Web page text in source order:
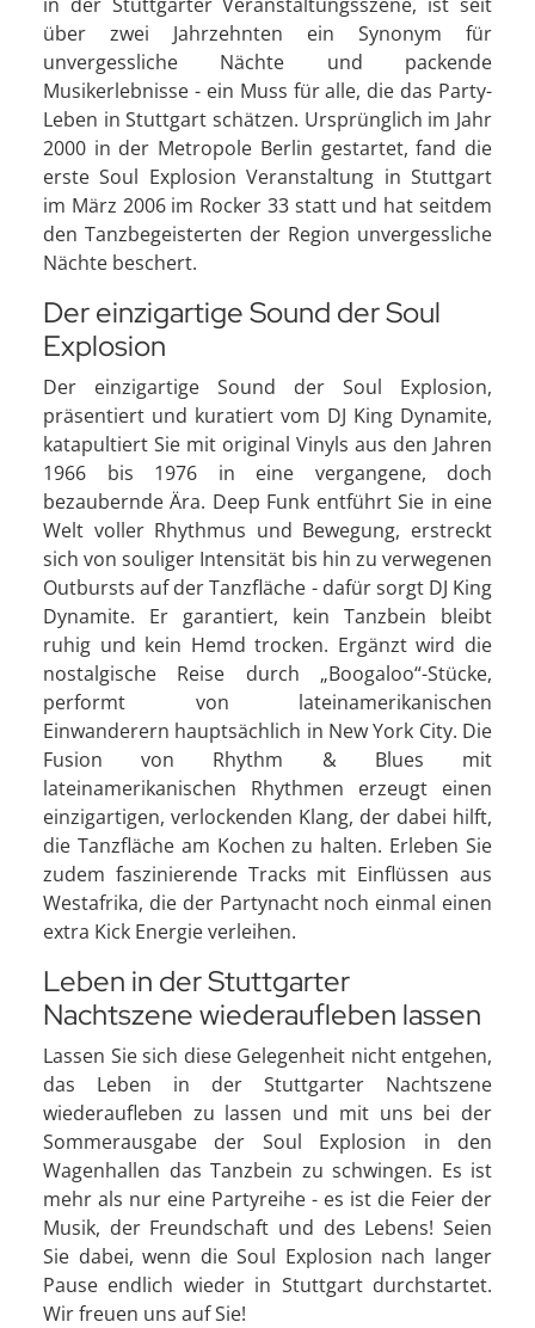
über zwei Jahrzehnten ein Synonym für
unvergessliche Nächte und packende
Musikerlebnisse - ein Muss für alle, die das Party-
Leben in Stuttgart schätzen. Ursprünglich im Jahr
2000 in der Metropole Berlin gestartet, fand die
erste Soul Explosion Veranstaltung in Stuttgart
im März 2006 im Rocker 33 statt und hat seitdem
den Tanzbegeisterten der Region unvergessliche
Nächte beschert.
Der einzigartige Sound der Soul
Explosion
Der einzigartige Sound der Soul Explosion,
präsentiert und kuratiert vom DJ King Dynamite,
katapultiert Sie mit original Vinyls aus den Jahren
1966 bis 1976 in eine vergangene, doch
bezaubernde Ära. Deep Funk entführt Sie in eine
Welt voller Rhythmus und Bewegung, erstreckt
sich von souliger Intensität bis hin zu verwegenen
Outbursts auf der Tanzfläche - dafür sorgt DJ King
Dynamite. Er garantiert, kein Tanzbein bleibt
ruhig und kein Hemd trocken. Ergänzt wird die
nostalgische Reise durch „Boogaloo“-Stücke,
performt von lateinamerikanischen
Einwanderern hauptsächlich in New York City. Die
Fusion von Rhythm & Blues mit
lateinamerikanischen Rhythmen erzeugt einen
einzigartigen, verlockenden Klang, der dabei hilft,
die Tanzfläche am Kochen zu halten. Erleben Sie
zudem faszinierende Tracks mit Einflüssen aus
Westafrika, die der Partynacht noch einmal einen
extra Kick Energie verleihen.
Leben in der Stuttgarter
Nachtszene wiederaufleben lassen
Lassen Sie sich diese Gelegenheit nicht entgehen,
das Leben in der Stuttgarter Nachtszene
wiederaufleben zu lassen und mit uns bei der
Sommerausgabe der Soul Explosion in den
Wagenhallen das Tanzbein zu schwingen. Es ist
mehr als nur eine Partyreihe - es ist die Feier der
Musik, der Freundschaft und des Lebens! Seien
Sie dabei, wenn die Soul Explosion nach langer
Pause endlich wieder in Stuttgart durchstartet.
Wir freuen uns auf Sie!